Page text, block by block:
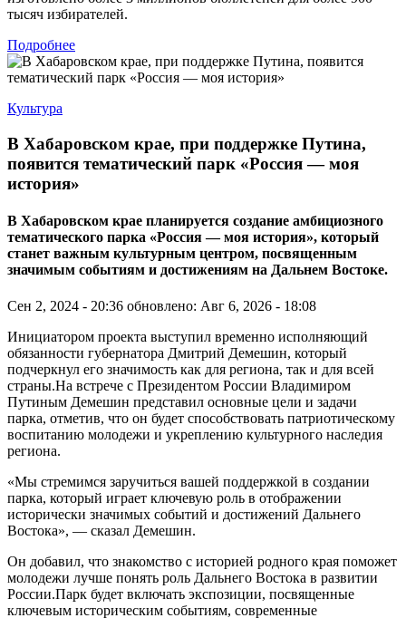
тысяч избирателей.
Подробнее
Культура
В Хабаровском крае, при поддержке Путина,
появится тематический парк «Россия — моя
история»
В Хабаровском крае планируется создание амбициозного
тематического парка «Россия — моя история», который
станет важным культурным центром, посвященным
значимым событиям и достижениям на Дальнем Востоке.
Сен 2, 2024 - 20:36 обновлено: Авг 6, 2026 - 18:08
Инициатором проекта выступил временно исполняющий
обязанности губернатора Дмитрий Демешин, который
подчеркнул его значимость как для региона, так и для всей
страны.На встрече с Президентом России Владимиром
Путиным Демешин представил основные цели и задачи
парка, отметив, что он будет способствовать патриотическому
воспитанию молодежи и укреплению культурного наследия
региона.
«Мы стремимся заручиться вашей поддержкой в создании
парка, который играет ключевую роль в отображении
исторически значимых событий и достижений Дальнего
Востока», — сказал Демешин.
Он добавил, что знакомство с историей родного края поможет
молодежи лучше понять роль Дальнего Востока в развитии
России.Парк будет включать экспозиции, посвященные
ключевым историческим событиям, современные